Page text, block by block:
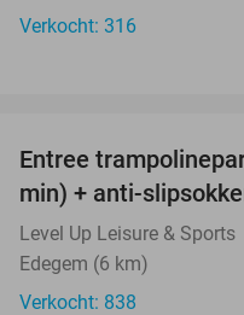
Verkocht: 316
Entree
min) + anti-
Level Up Leisure & Sports
Edegem (6 km)
Verkocht: 838